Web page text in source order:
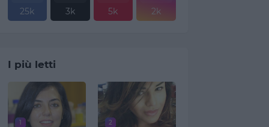
25k 3k 5k 2k
I più letti
1 2